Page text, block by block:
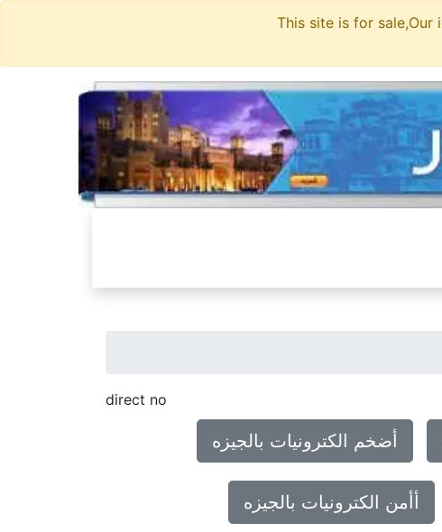
direct no
أضخم الكترونيات بالجيزه
أأمن الكترونيات بالجيزه